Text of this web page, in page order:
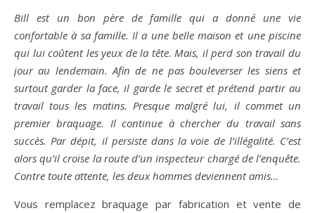
Bill est un bon père de famille qui a donné une vie
confortable à sa famille. Il a une belle maison et une piscine
qui lui coûtent les yeux de la tête. Mais, il perd son travail du
jour au lendemain. Afin de ne pas bouleverser les siens et
surtout garder la face, il garde le secret et prétend partir au
travail tous les matins. Presque malgré lui, il commet un
premier braquage. Il continue à chercher du travail sans
succès. Par dépit, il persiste dans la voie de l’illégalité. C’est
alors qu’il croise la route d’un inspecteur chargé de l’enquête.
Contre toute attente, les deux hommes deviennent amis…
Vous remplacez braquage par fabrication et vente de